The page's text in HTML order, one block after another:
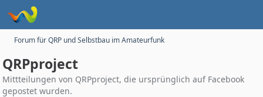
Forum für QRP und Selbstbau im Amateurfunk
QRPproject
Mittteilungen von QRPproject, die ursprünglich auf Facebook
gepostet wurden.